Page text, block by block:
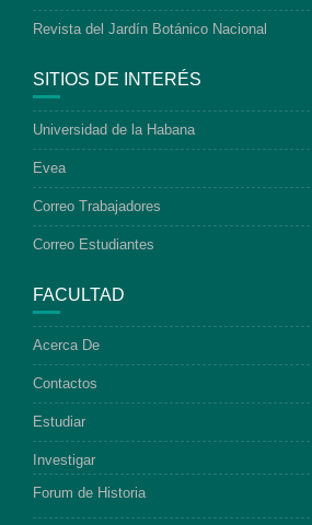
Revista del Jardín Botánico Nacional
SITIOS DE INTERÉS
Universidad de la Habana
Evea
Correo Trabajadores
Correo Estudiantes
FACULTAD
Acerca De
Contactos
Estudiar
Investigar
Forum de Historia